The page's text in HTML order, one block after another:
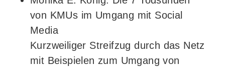
von KMUs im Umgang mit Social
Media
Kurzweiliger Streifzug durch das Netz
mit Beispielen zum Umgang von